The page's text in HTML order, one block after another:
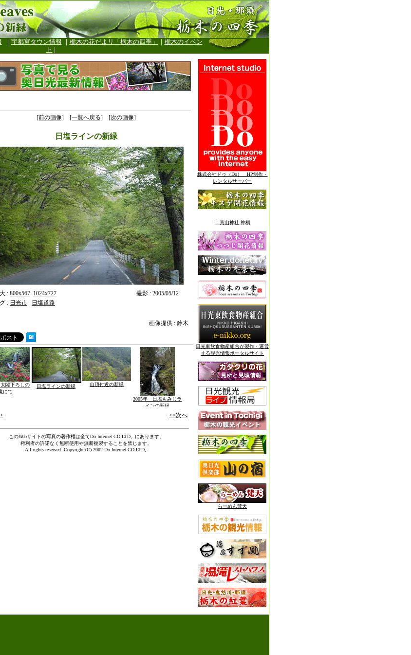
｜ 宇都宮タウン情報 ｜ 栃木の花だよリ「栃木の四季」 ｜ 栃木のイベン
ト |
[前の画像] [一覧へ戻る] [次の画像]
日塩ラインの新緑
: 800x567 1024x727
撮影 : 2005/05/12
: 日光市 日塩道路
画像提供 : 鈴木
閤下ろしの
にて
日塩ラインの新緑 山頂付近の新緑
2005年 日塩もみじラ
インの新緑
>>次へ
このWebサイトの写真の著作権は全てDo Internet CO.LTD,.
にあります。
権利者の許諾なく無断使用や無断複製することを禁じます。
All rights reserved. Copyright (C) 2002 Do Internet CO.LTD,.
株式会社ドゥ（Do） HP制作・
レンタルサーバー
二荒山神社 神橋
日光東飲食物産組合が製作・運営
する観光情報ポータルサイト
らーめん梵天